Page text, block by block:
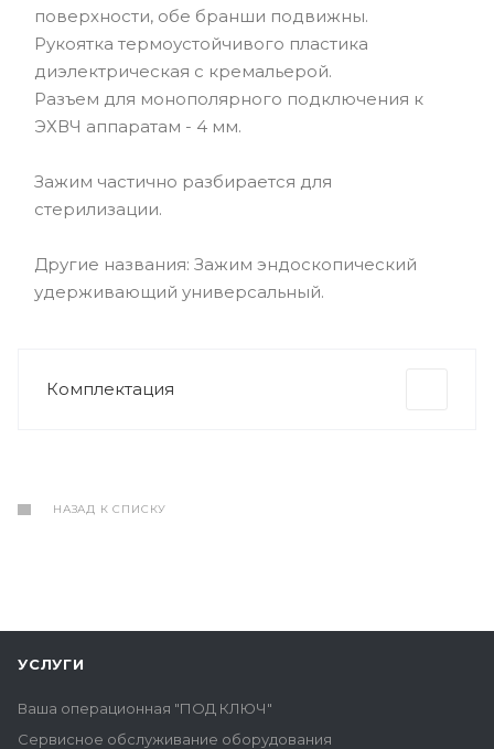
поверхности, обе бранши подвижны.
Рукоятка термоустойчивого пластика
диэлектрическая с кремальерой.
Разъем для монополярного подключения к
ЭХВЧ аппаратам - 4 мм.
Зажим частично разбирается для
стерилизации.
Другие названия: Зажим эндоскопический
удерживающий универсальный.
Комплектация
НАЗАД К СПИСКУ
УСЛУГИ
Ваша операционная "ПОД КЛЮЧ"
Сервисное обслуживание оборудования